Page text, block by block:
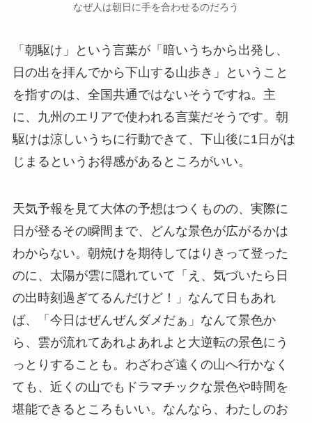
なぜ人は朝日に手を合わせるのだろう
「朝駆け」という言葉が「暗いうちから出発し、
日の出を拝んでから下山する山歩き」ということ
を指すのは、全国共通ではないそうですね。主
に、九州のエリアで使われる言葉だそうです。朝
駆けは涼しいうちに行動できて、下山後に1日がは
じまるというお得感があるところがいい。
天気予報を見て大体の予想はつくものの、実際に
日が登るその瞬間まで、どんな景色が広がるかは
わからない。朝焼けを期待してはりきって登った
のに、太陽が雲に隠れていて「え、気づいたら日
の出時刻過ぎてるんだけど！」なんて日もあれ
ば、「今日はぜんぜんダメだぁ」なんて景色か
ら、雲が流れてあれよあれよと大逆転の景色にう
っとりすることも。わざわざ遠くの山へ行かなく
ても、近くの山でもドラマチックな景色や時間を
堪能できるところもいい。なんなら、わたしのお